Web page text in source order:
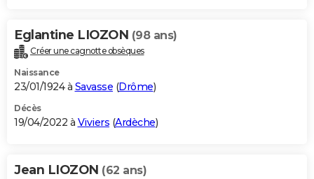
Eglantine LIOZON (98 ans)
Créer une cagnotte obsèques
Naissance
23/01/1924 à Savasse (Drôme)
Décès
19/04/2022 à Viviers (Ardèche)
Jean LIOZON (62 ans)